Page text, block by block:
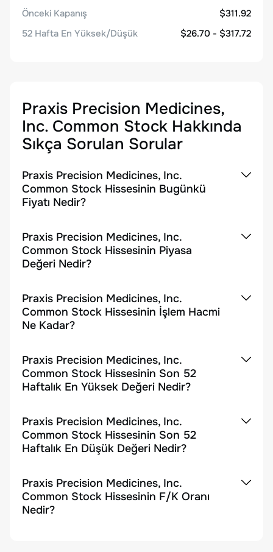
Önceki Kapanış
$311.92
52 Hafta En Yüksek/Düşük
$26.70 - $317.72
Praxis Precision Medicines,
Inc. Common Stock Hakkında
Sıkça Sorulan Sorular
Praxis Precision Medicines, Inc.
Common Stock Hissesinin Bugünkü
Fiyatı Nedir?
Praxis Precision Medicines, Inc.
Common Stock Hissesinin Piyasa
Değeri Nedir?
Praxis Precision Medicines, Inc.
Common Stock Hissesinin İşlem Hacmi
Ne Kadar?
Praxis Precision Medicines, Inc.
Common Stock Hissesinin Son 52
Haftalık En Yüksek Değeri Nedir?
Praxis Precision Medicines, Inc.
Common Stock Hissesinin Son 52
Haftalık En Düşük Değeri Nedir?
Praxis Precision Medicines, Inc.
Common Stock Hissesinin F/K Oranı
Nedir?